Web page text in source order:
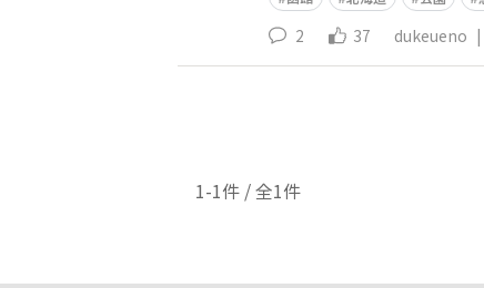
2 37 dukeueno |
1-1件 / 全1件